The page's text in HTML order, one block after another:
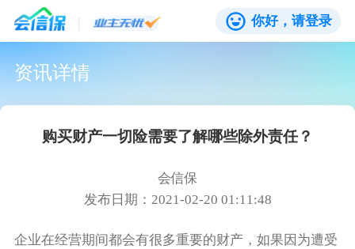
你好，请登录
资讯详情
购买财产一切险‍需要了解哪些除外责任？
会信保
发布日期：2021-02-20 01:11:48
企业在经营期间都会有很多重要的财产，如果因为遭受